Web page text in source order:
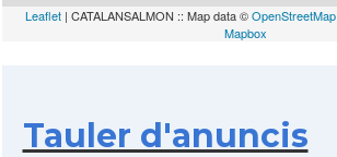
Leaflet | CATALANSALMON :: Map data ©OpenStreetMap
Mapbox
Tauler d'anuncis